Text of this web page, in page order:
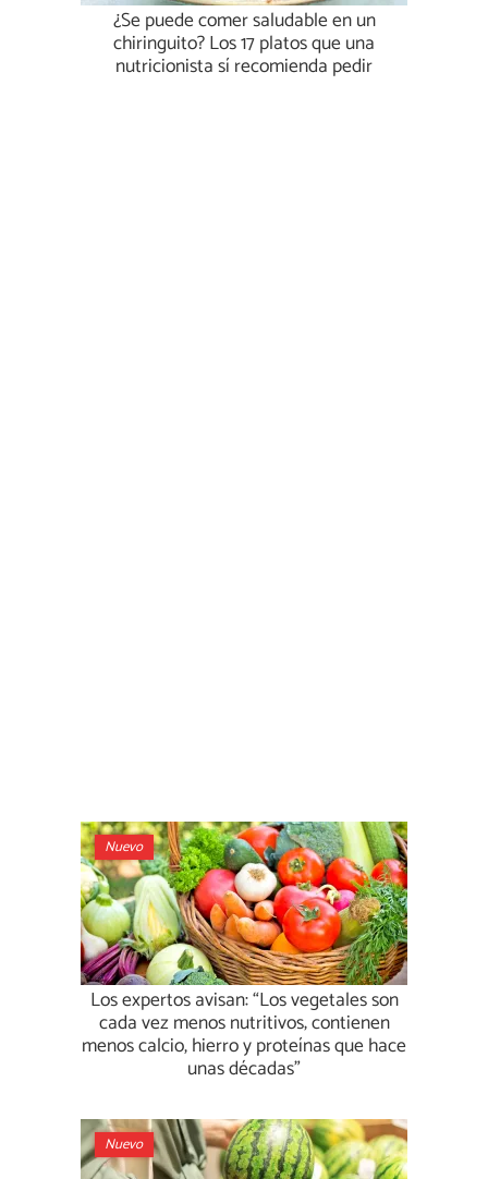
¿Se puede comer saludable en un
chiringuito? Los 17 platos que una
nutricionista sí recomienda pedir
Nuevo
Los expertos avisan: “Los vegetales son
cada vez menos nutritivos; contienen
menos calcio, hierro y proteínas que hace
unas décadas”
Nuevo